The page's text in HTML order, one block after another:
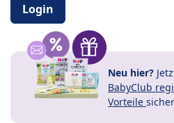
Login
Neu hier?
BabyClub
Vorteile